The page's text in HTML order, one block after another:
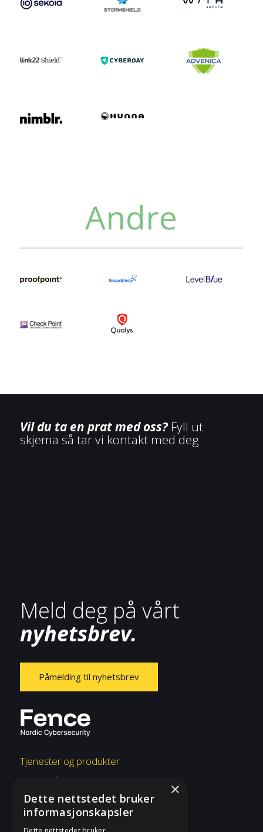
Andre
Vil du ta en prat med oss?Fyll ut
skjema så tar vi kontakt med deg
Meld deg på vårt
nyhetsbrev.
Påmelding til nyhetsbrev
Tjenester og produkter
Overvåkning og respons
Risiko og etterlevelse
Rådgivning og konsulent
×
Dette nettstedet bruker
informasjonskapsler